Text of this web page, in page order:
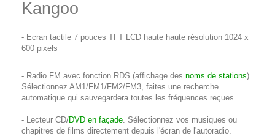
Kangoo
- Ecran tactile 7 pouces TFT LCD haute haute résolution 1024 x
600 pixels
- Radio FM avec fonction RDS (affichage des noms de stations).
Sélectionnez AM1/FM1/FM2/FM3, faites une recherche
automatique qui sauvegardera toutes les fréquences reçues.
- Lecteur CD/DVD en façade. Sélectionnez vos musiques ou
chapitres de films directement depuis l'écran de l'autoradio.